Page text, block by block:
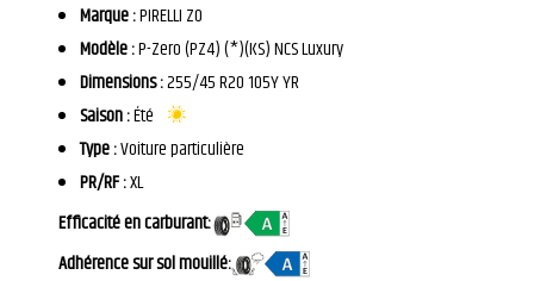
Marque :PIRELLI ZO
Modèle :P-Zero (PZ4) (*)(KS) NCS Luxury
Dimensions :255/45 R20 105Y YR
Saison :Été
Type :Voiture particulière
PR/RF :XL
Efficacité en carburant:
Adhérence sur sol mouillé: